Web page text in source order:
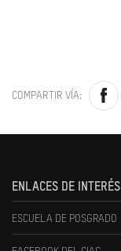
COMPARTIR VÍA:
ENLACES DE INTERÉS
ESCUELA DE POSGRADO